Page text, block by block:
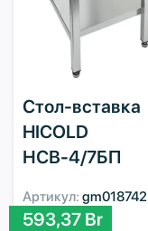
Стол-вставка
HICOLD
НСВ-4/7БП
Артикул: gm018742
593,37 Br